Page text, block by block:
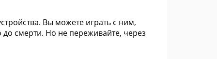
Вы можете играть с ним,
смерти. Но не переживайте, через